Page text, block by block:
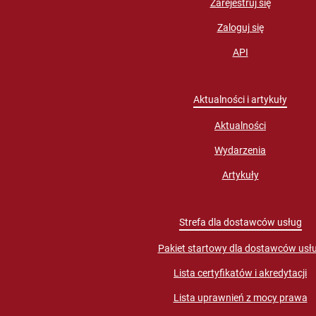
Zarejestruj się
Zaloguj się
API
Aktualności i artykuły
Aktualności
Wydarzenia
Artykuły
Strefa dla dostawców usług
Pakiet startowy dla dostawców
Lista certyfikatów i akredytacji
Lista uprawnień z mocy prawa